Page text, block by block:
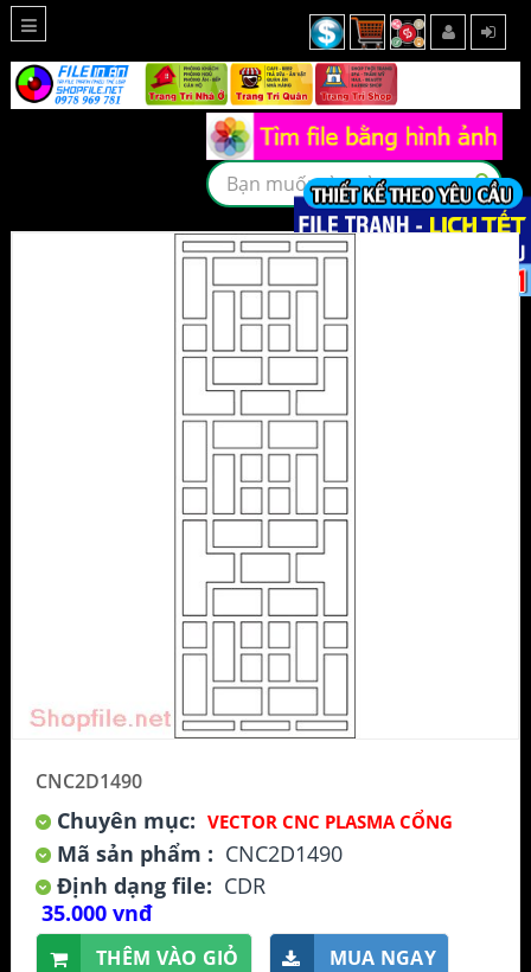
CNC2D1490
Chuyên mục: VECTOR CNC PLASMA CỔNG
Mã sản phẩm : CNC2D1490
Định dạng file: CDR
35.000 vnđ
THÊM VÀO GIỎ MUA NGAY